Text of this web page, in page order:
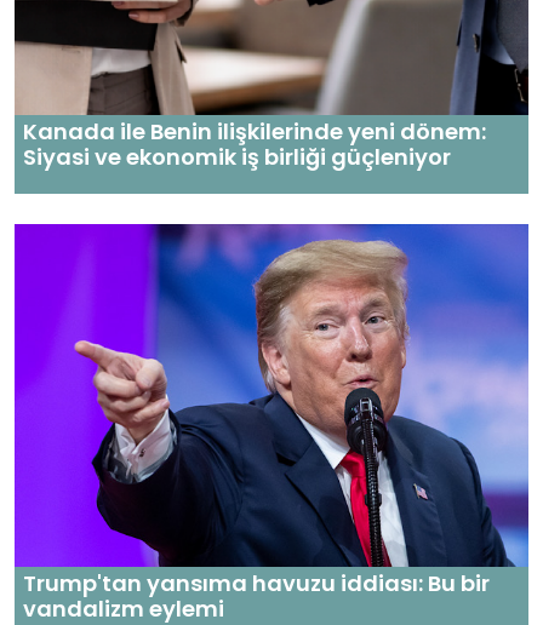
Kanada ile Benin ilişkilerinde yeni dönem:
Siyasi ve ekonomik iş birliği güçleniyor
Trump'tan yansıma havuzu iddiası: Bu bir
vandalizm eylemi